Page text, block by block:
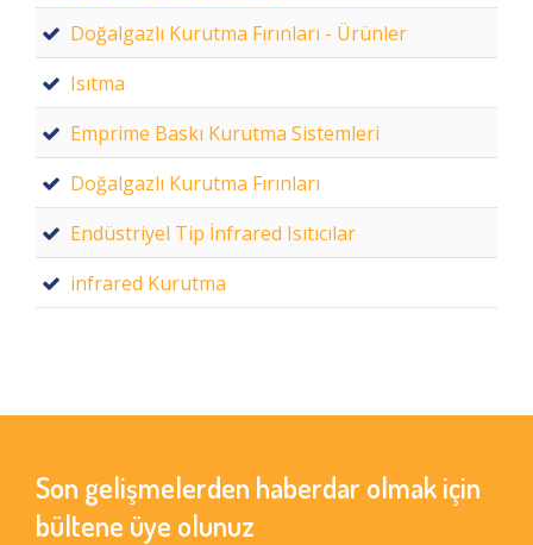
Doğalgazlı Kurutma Fırınları - Ürünler
Isıtma
Emprime Baskı Kurutma Sistemleri
Doğalgazlı Kurutma Fırınları
Endüstriyel Tip İnfrared Isıtıcılar
infrared Kurutma
Son gelişmelerden haberdar olmak için
bültene üye olunuz